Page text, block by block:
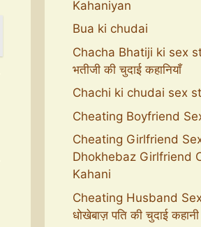
Kahaniyan
Bua ki chudai
Chacha Bhatiji ki sex
भतीजी की चुदाई कहानियाँ
Chachi ki chudai sex
Cheating Boyfriend
Cheating Girlfriend
Dhokhebaz Girlfriend
Kahani
Cheating Husband
धोखेबाज़ पति की चुदाई कहानी